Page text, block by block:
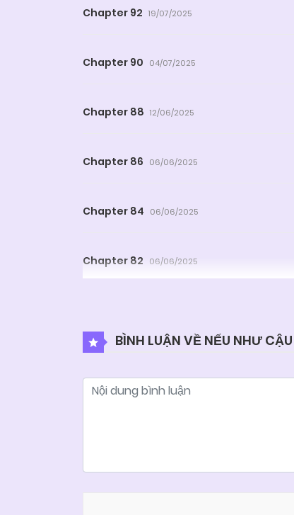
Chapter 92 19/07/2025
Chapter 90 04/07/2025
Chapter 88 12/06/2025
Chapter 86 06/06/2025
Chapter 84 06/06/2025
Chapter 82 06/06/2025
BÌNH LUẬN VỀ NẾU NHƯ